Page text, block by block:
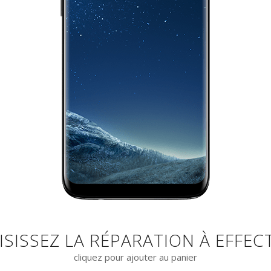
LA RÉPARATION À
cliquez pour ajouter au panier